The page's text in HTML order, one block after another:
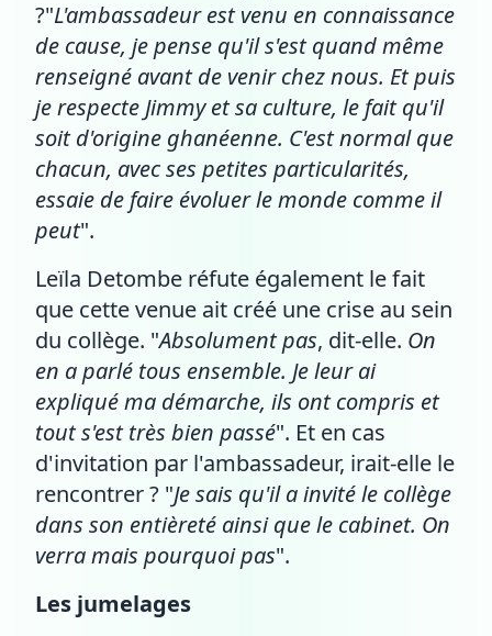
?"L'ambassadeur est venu en connaissance
de cause, je pense qu'il s'est quand même
renseigné avant de venir chez nous. Et puis
je respecte Jimmy et sa culture, le fait qu'il
soit d'origine ghanéenne. C'est normal que
chacun, avec ses petites particularités,
essaie de faire évoluer le monde comme il
peut".
Leïla Detombe réfute également le fait
que cette venue ait créé une crise au sein
du collège. "Absolument pas, dit-elle. On
en a parlé tous ensemble. Je leur ai
expliqué ma démarche, ils ont compris et
tout s'est très bien passé". Et en cas
d'invitation par l'ambassadeur, irait-elle le
rencontrer ? "Je sais qu'il a invité le collège
dans son entièreté ainsi que le cabinet. On
verra mais pourquoi pas".
Les jumelages